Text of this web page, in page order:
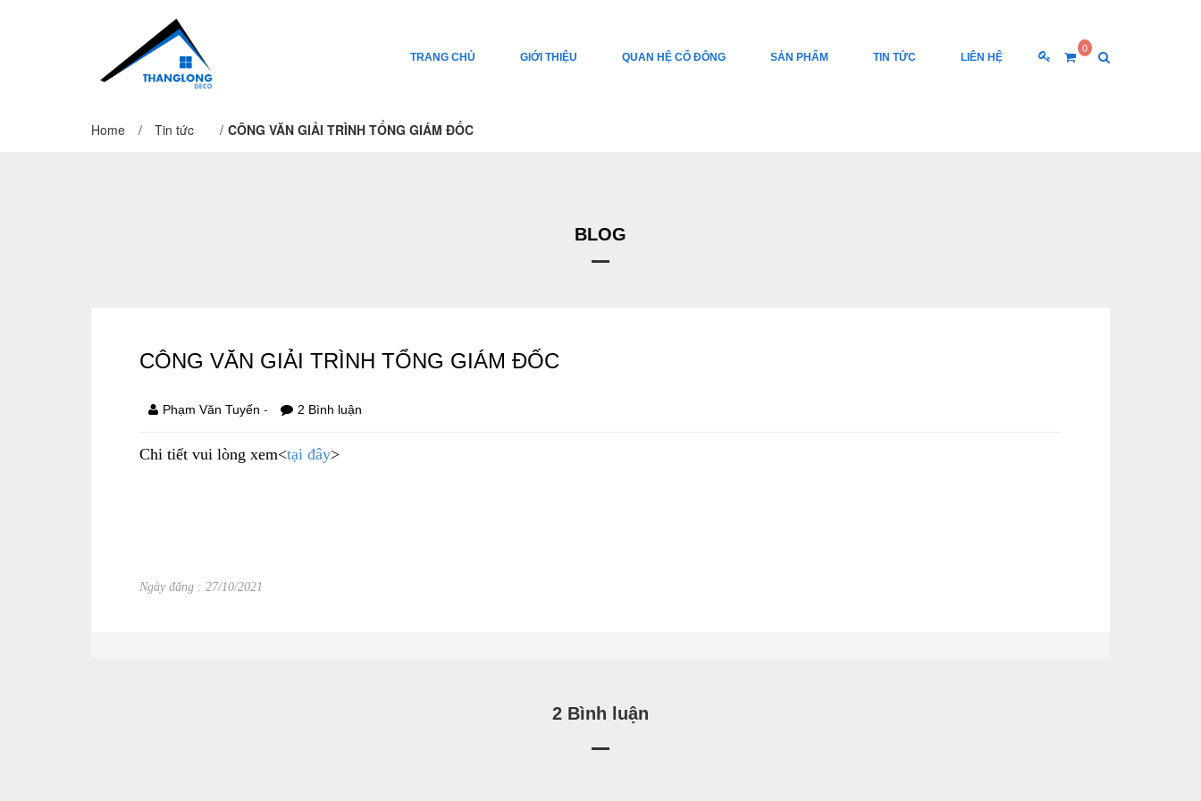
0
TRANG CHỦ GIỚI THIỆU QUAN HỆ CỔ ĐÔNG SẢN PHẨM TIN TỨC LIÊN HỆ
Home / Tin tức / CÔNG VĂN GIẢI TRÌNH TỔNG GIÁM ĐỐC
BLOG
CÔNG VĂN GIẢI TRÌNH TỔNG GIÁM ĐỐC
Phạm Văn Tuyến - 2 Bình luận
Chi tiết vui lòng xem<tại đây>
Ngày đăng : 27/10/2021
2 Bình luận